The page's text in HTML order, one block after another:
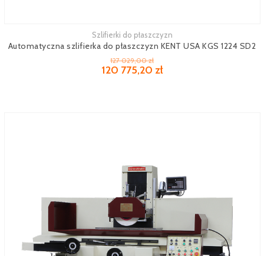
Szlifierki do płaszczyzn
Automatyczna szlifierka do płaszczyzn KENT USA KGS 1224 SD2
127 029,00 zł
120 775,20 zł